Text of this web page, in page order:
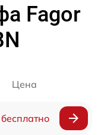
Fagor
Цена
бесплатно